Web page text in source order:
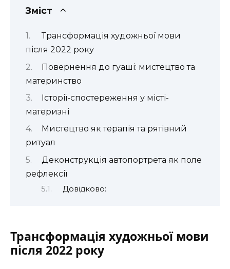
Зміст
Трансформація художньої мови
після 2022 року
Повернення до гуаші: мистецтво та
материнство
Історії-спостереження у місті-
материзні
Мистецтво як терапія та рятівний
ритуал
Деконструкція автопортрета як поле
рефлексії
Довідково:
Трансформація художньої мови
після 2022 року